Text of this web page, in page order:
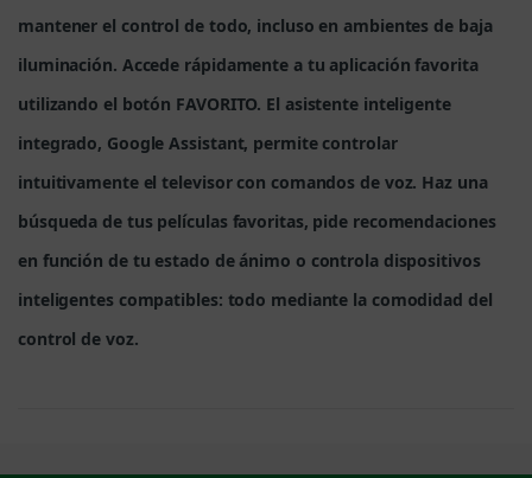
mantener el control de todo, incluso en ambientes de baja
iluminación. Accede rápidamente a tu aplicación favorita
utilizando el botón FAVORITO. El asistente inteligente
integrado, Google Assistant, permite controlar
intuitivamente el televisor con comandos de voz. Haz una
búsqueda de tus películas favoritas, pide recomendaciones
en función de tu estado de ánimo o controla dispositivos
inteligentes compatibles: todo mediante la comodidad del
control de voz.